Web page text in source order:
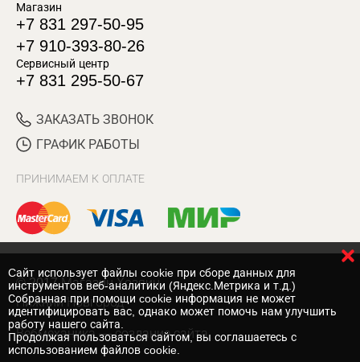
Магазин
+7 831 297-50-95
+7 910-393-80-26
Сервисный центр
+7 831 295-50-67
ЗАКАЗАТЬ ЗВОНОК
ГРАФИК РАБОТЫ
ПРИНИМАЕМ К ОПЛАТЕ
© 2017 Магазин Хозяин
Нижний Новгород
Вебмеханика — создание сайта
Cайт использует файлы cookie при сборе данных для
инструментов веб-аналитики (Яндекс.Метрика и т.д.)
Собранная при помощи cookie информация не может
идентифицировать вас, однако может помочь нам улучшить
работу нашего сайта.
Продолжая пользоваться сайтом, вы соглашаетесь с
использованием файлов cookie.